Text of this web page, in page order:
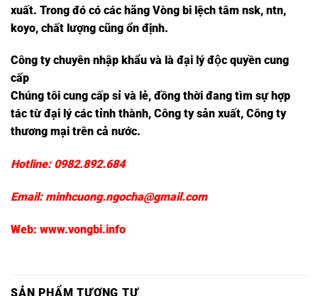
xuất. Trong đó có các hãng Vòng bi lệch tâm nsk, ntn,
koyo, chất lượng cũng ổn định.
Công ty chuyên nhập khẩu và là đại lý độc quyền cung
cấp
Chúng tôi cung cấp sỉ và lẻ, đồng thời đang tìm sự hợp
tác từ đại lý các tỉnh thành, Công ty sản xuất, Công ty
thương mại trên cả nước.
Hotline: 0982.892.684
Email:minhcuong.ngocha@gmail.com
Web: www.vongbi.info
SẢN PHẨM TƯƠNG TỰ